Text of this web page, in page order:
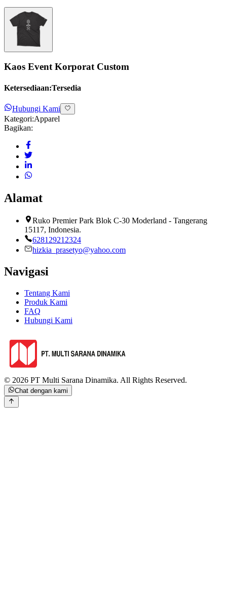
Kaos Event Korporat Custom
Ketersediaan:Tersedia
Hubungi Kami
Kategori:Apparel
Bagikan:
Alamat
Ruko Premier Park Blok C-30 Moderland - Tangerang
15117, Indonesia.
628129212324
hizkia_prasetyo@yahoo.com
Navigasi
Tentang Kami
Produk Kami
FAQ
Hubungi Kami
© 2026 PT Multi Sarana Dinamika. All Rights Reserved.
Chat dengan kami